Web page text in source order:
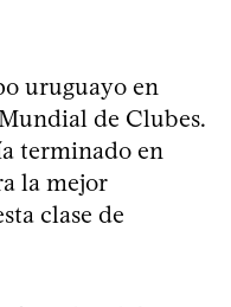
uruguayo en
de Clubes.
terminado en
la mejor
clase de